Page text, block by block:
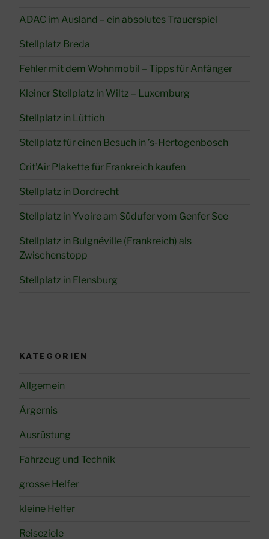
ADAC im Ausland – ein absolutes Trauerspiel
Stellplatz Breda
Fehler mit dem Wohnmobil – Tipps für Anfänger
Kleiner Stellplatz in Wiltz – Luxemburg
Stellplatz in Lüttich
Stellplatz für einen Besuch in ’s-Hertogenbosch
Crit’Air Plakette für Frankreich kaufen
Stellplatz in Dordrecht
Stellplatz in Yvoire am Südufer vom Genfer See
Stellplatz in Bulgnéville (Frankreich) als
Zwischenstopp
Stellplatz in Flensburg
KATEGORIEN
Allgemein
Ärgernis
Ausrüstung
Fahrzeug und Technik
grosse Helfer
kleine Helfer
Reiseziele